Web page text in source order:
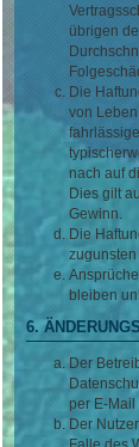
übrigen
Die
von
nach auf
Dies gilt
Gewinn.
Die
bleiben
6.
Der
per E-Mail
Der